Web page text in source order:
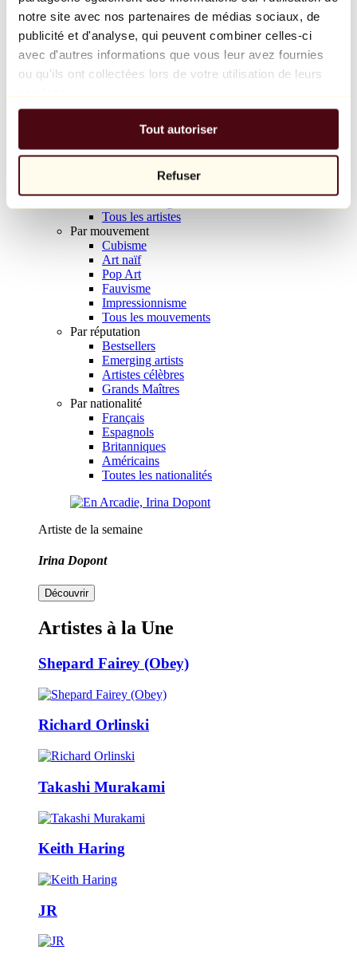
notre site avec nos partenaires de médias sociaux, de
publicité et d'analyse, qui peuvent combiner celles-ci
avec d'autres informations que vous leur avez fournies
ou qu'ils ont collectées lors de votre utilisation de leurs
Tout autoriser
Refuser
Balloon Dog (Orange)
Jeff Koons
10 000 €
Parcourir
Tous les sculpteurs
Tous les photographes
Tous les artistes
Par mouvement
Cubisme
Art naïf
Pop Art
Fauvisme
Impressionnisme
Tous les mouvements
Par réputation
Bestsellers
Emerging artists
Artistes célèbres
Grands Maîtres
Par nationalité
Français
Espagnols
Britanniques
Américains
Toutes les nationalités
Artiste de la semaine
Irina Dopont
Découvrir
Artistes à la Une
Shepard Fairey (Obey)
Richard Orlinski
Takashi Murakami
Keith Haring
JR